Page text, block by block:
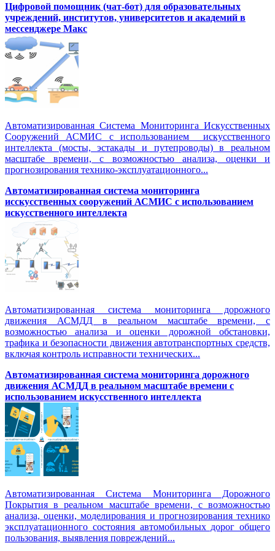
Цифровой помощник (чат-бот) для образовательных
учреждений, институтов, университетов и академий в
мессенджере Макс
Автоматизированная Система Мониторинга Искусственных
Сооружений АСМИС с использованием искусственного
интеллекта (мосты, эстакады и путепроводы) в реальном
масштабе времени, с возможностью анализа, оценки и
прогнозирования технико-эксплуатационного...
Автоматизированная система мониторинга
исскусственных сооружений АСМИС с использованием
искусственного интеллекта
Автоматизированная система мониторинга дорожного
движения АСМДД в реальном масштабе времени, с
возможностью анализа и оценки дорожной обстановки,
трафика и безопасности движения автотранспортных средств,
включая контроль исправности технических...
Автоматизированная cистема мониторинга дорожного
движения АСМДД в реальном масштабе времени с
использованием искусственного интеллекта
Автоматизированная Система Мониторинга Дорожного
Покрытия в реальном масштабе времени, с возможностью
анализа, оценки, моделирования и прогнозирования технико
эксплуатационного состояния автомобильных дорог общего
пользования, выявления повреждений...